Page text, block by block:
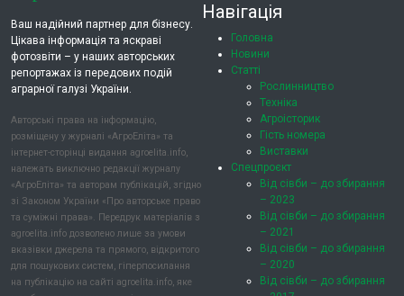
Ваш надійний партнер для бізнесу.
Цікава інформація та яскраві
фотозвіти – у наших авторських
репортажах із передових подій
аграрної галузі України.
Авторські права на інформацію,
розміщену у журналі «АгроЕліта» та
інтернет-сторінці видання agroelita.info,
належать виключно редакції журналу
«АгроЕліта» та авторам публікацій, згідно
зі Законом України «Про авторське право
та суміжні права». Передрук матеріалів з
agroelita.info дозволено лише за умови
вказівки джерела та прямого, відкритого
для пошукових систем, гіперпосилання
на публікацію на сайті agroelita.info, яке
Навігація
Головна
Новини
Статті
Рослинництво
Техніка
Агроісторик
Гість номера
Виставки
Спецпроєкт
Від сівби – до збирання
– 2023
Від сівби – до збирання
– 2021
Від сівби – до збирання
– 2020
Від сівби – до збирання